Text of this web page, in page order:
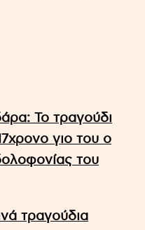
Το τραγούδι
γιο του ο
του
τραγούδια